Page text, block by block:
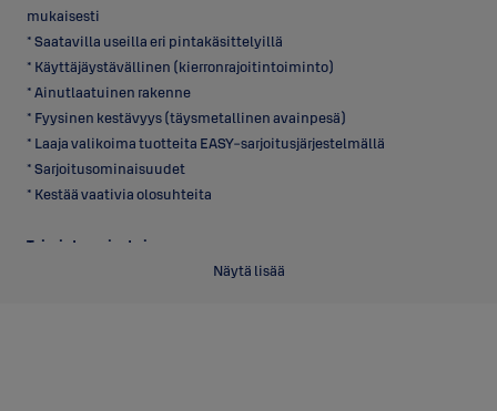
mukaisesti
* Saatavilla useilla eri pintakäsittelyillä
* Käyttäjäystävällinen (kierronrajoitintoiminto)
* Ainutlaatuinen rakenne
* Fyysinen kestävyys (täysmetallinen avainpesä)
* Laaja valikoima tuotteita EASY-sarjoitusjärjestelmällä
* Sarjoitusominaisuudet
* Kestää vaativia olosuhteita
Toimintaperiaate ja asennus:
* Lukko avataan ulkopuolelta kiertämällä avainta myötäpäivään ja
Näytä lisää